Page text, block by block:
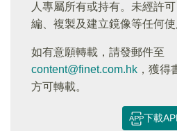
人專屬所有或持有。未經許
編、複製及建立鏡像等任何使
如有意願轉載，請發郵件至
content@finet.com.hk ，獲得
方可轉載。
下載